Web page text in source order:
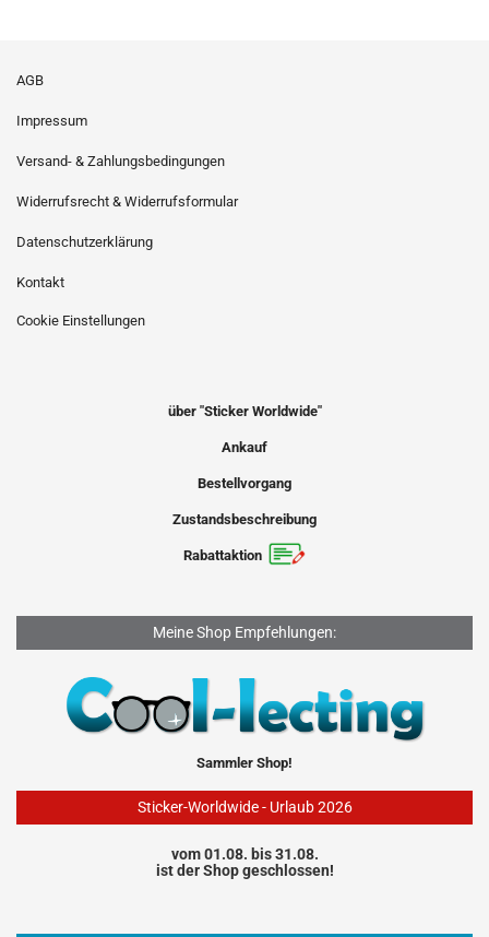
AGB
Impressum
Versand- & Zahlungsbedingungen
Widerrufsrecht & Widerrufsformular
Datenschutzerklärung
Kontakt
Cookie Einstellungen
über "Sticker Worldwide"
Ankauf
Bestellvorgang
Zustandsbeschreibung
Rabattaktion
Meine Shop Empfehlungen:
Sammler Shop!
Sticker-Worldwide - Urlaub 2026
vom 01.08. bis 31.08.
ist der Shop geschlossen!